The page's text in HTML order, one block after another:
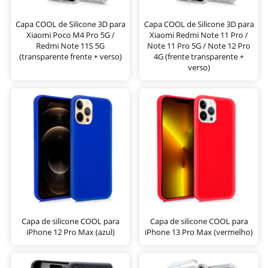
Capa COOL de Silicone 3D para
Xiaomi Poco M4 Pro 5G /
Redmi Note 11S 5G
(transparente frente + verso)
Capa COOL de Silicone 3D para
Xiaomi Redmi Note 11 Pro /
Note 11 Pro 5G / Note 12 Pro
4G (frente transparente +
verso)
Capa de silicone COOL para
iPhone 12 Pro Max (azul)
Capa de silicone COOL para
iPhone 13 Pro Max (vermelho)